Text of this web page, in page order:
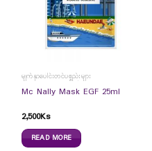
မျက်နှာပေါင်းတင်ပစ္စည်းများ
Mc Nally Mask EGF 25ml
2,500Ks
READ MORE